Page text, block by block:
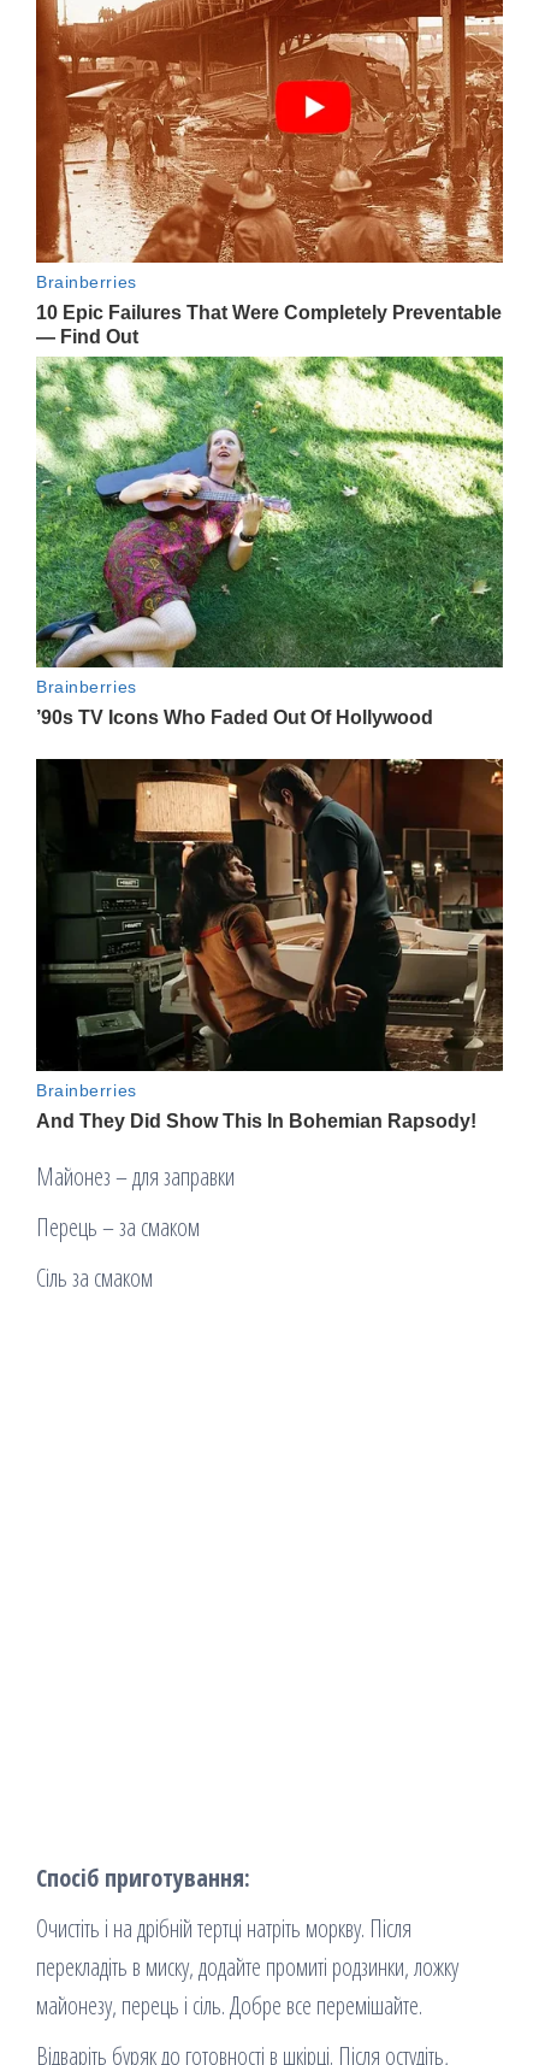
Майонез – для заправки
Перець – за смаком
Сіль за смаком
Спосіб приготування:
Очистіть і на дрібній тертці натріть моркву. Після
перекладіть в миску, додайте промиті родзинки, ложку
майонезу, перець і сіль. Добре все перемішайте.
Відваріть буряк до готовності в шкірці. Після остудіть,